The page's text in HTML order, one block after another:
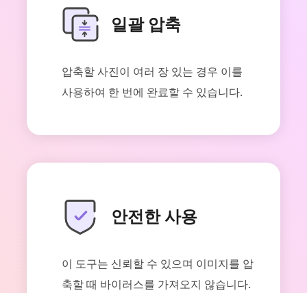
일괄 압축
압축할 사진이 여러 장 있는 경우 이를
사용하여 한 번에 완료할 수 있습니다.
안전한 사용
이 도구는 신뢰할 수 있으며 이미지를 압
축할 때 바이러스를 가져오지 않습니다.